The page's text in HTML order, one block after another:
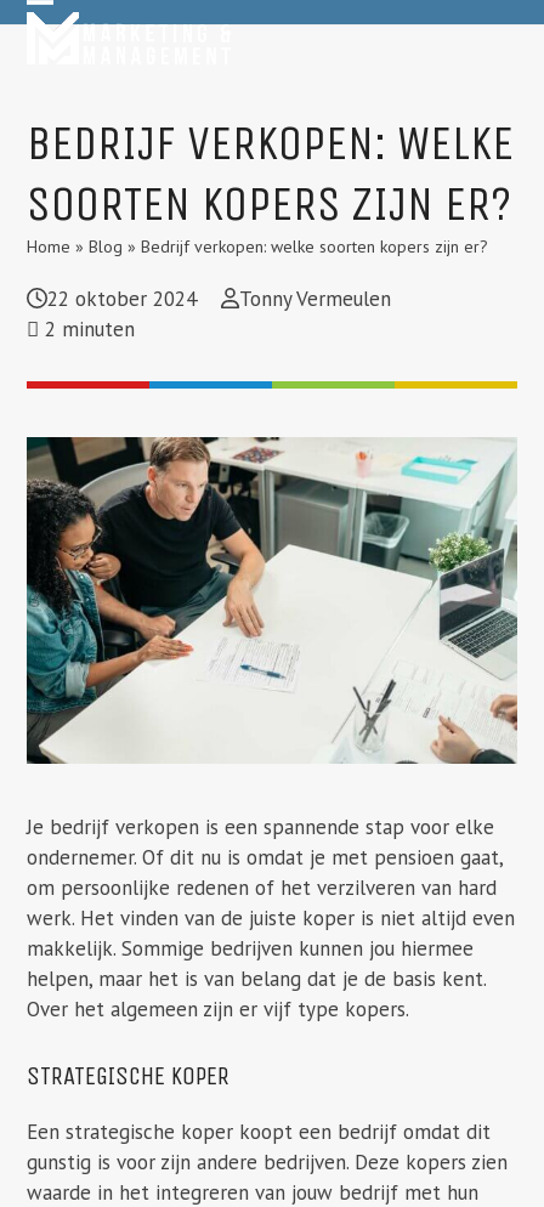
SkipOpen
Close
BEDRIJF VERKOPEN: WELKE
SOORTEN KOPERS ZIJN ER?
Home »Blog »Bedrijf verkopen: welke soorten kopers zijn er?
22 oktober 2024
Tonny Vermeulen
2 minuten
Je bedrijf verkopen is een spannende stap voor elke
ondernemer. Of dit nu is omdat je met pensioen gaat,
om persoonlijke redenen of het verzilveren van hard
werk. Het vinden van de juiste koper is niet altijd even
makkelijk. Sommige bedrijven kunnen jou hiermee
helpen, maar het is van belang dat je de basis kent.
Over het algemeen zijn er vijf type kopers.
STRATEGISCHE KOPER
Een strategische koper koopt een bedrijf omdat dit
gunstig is voor zijn andere bedrijven. Deze kopers zien
waarde in het integreren van jouw bedrijf met hun